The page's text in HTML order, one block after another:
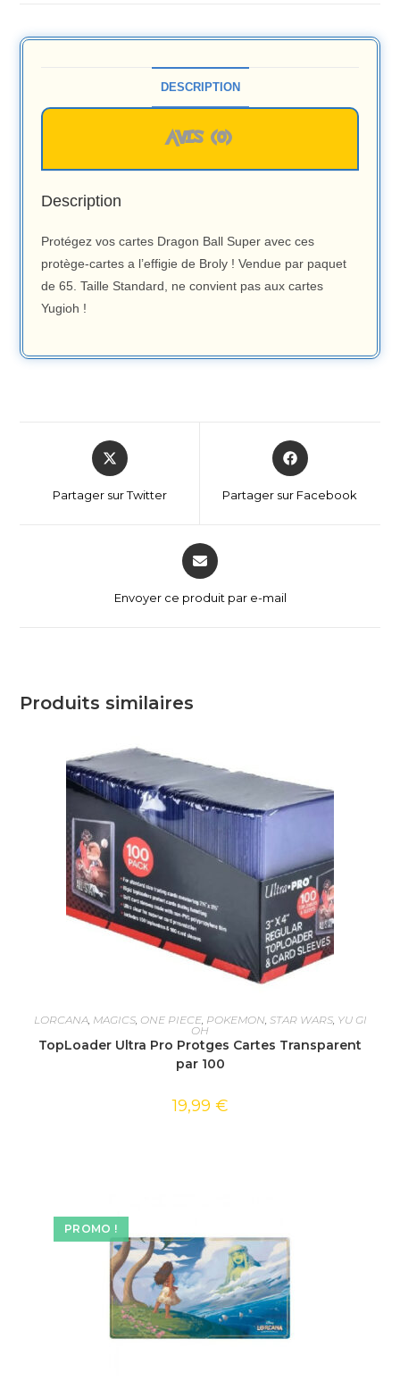
DESCRIPTION
AVIS (0)
Description
Protégez vos cartes Dragon Ball Super avec ces
protège-cartes a l’effigie de Broly ! Vendue par paquet
de 65. Taille Standard, ne convient pas aux cartes
Yugioh !
Partager sur Twitter Partager sur Facebook
Envoyer ce produit par e-mail
Produits similaires
AJOUTER AU PANIER
LORCANA, MAGICS, ONE PIECE, POKEMON, STAR WARS, YU GI
OH
TopLoader Ultra Pro Protges Cartes Transparent
par 100
19,99 €
PROMO !